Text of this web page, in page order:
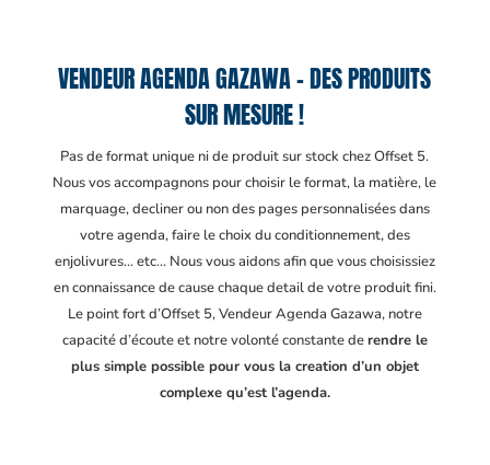
VENDEUR AGENDA GAZAWA – DES PRODUITS
SUR MESURE !
Pas de format unique ni de produit sur stock chez Offset 5.
Nous vos accompagnons pour choisir le format, la matière, le
marquage, decliner ou non des pages personnalisées dans
votre agenda, faire le choix du conditionnement, des
enjolivures… etc… Nous vous aidons afin que vous choisissiez
en connaissance de cause chaque detail de votre produit fini.
Le point fort d’Offset 5, Vendeur Agenda Gazawa, notre
capacité d’écoute et notre volonté constante derendre le
plus simple possible pour vous la creation d’un objet
complexe qu’est l’agenda.